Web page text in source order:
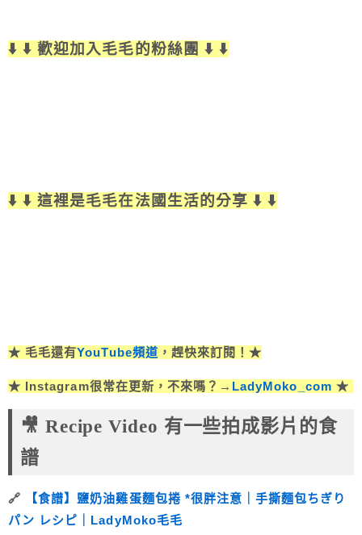
⬇️ ⬇️ 歡迎加入毛毛的粉絲團 ⬇️ ⬇️
⬇️ ⬇️ 這裡是毛毛在法國生活的分享 ⬇️ ⬇️
★ 毛毛還有YouTube頻道 ，趕快來訂閱！★
★ Instagram很常在更新，不來嗎？→ LadyMoko_com ★
🎥 Recipe Video 有一些拍成影片的食
譜
🔗
【食譜】鹽奶油雞蛋麵包捲 *很胖注意｜手撕麵包ちぎり
パン レシピ｜LadyMoko毛毛